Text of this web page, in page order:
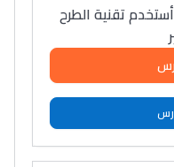
تقنية الطرح